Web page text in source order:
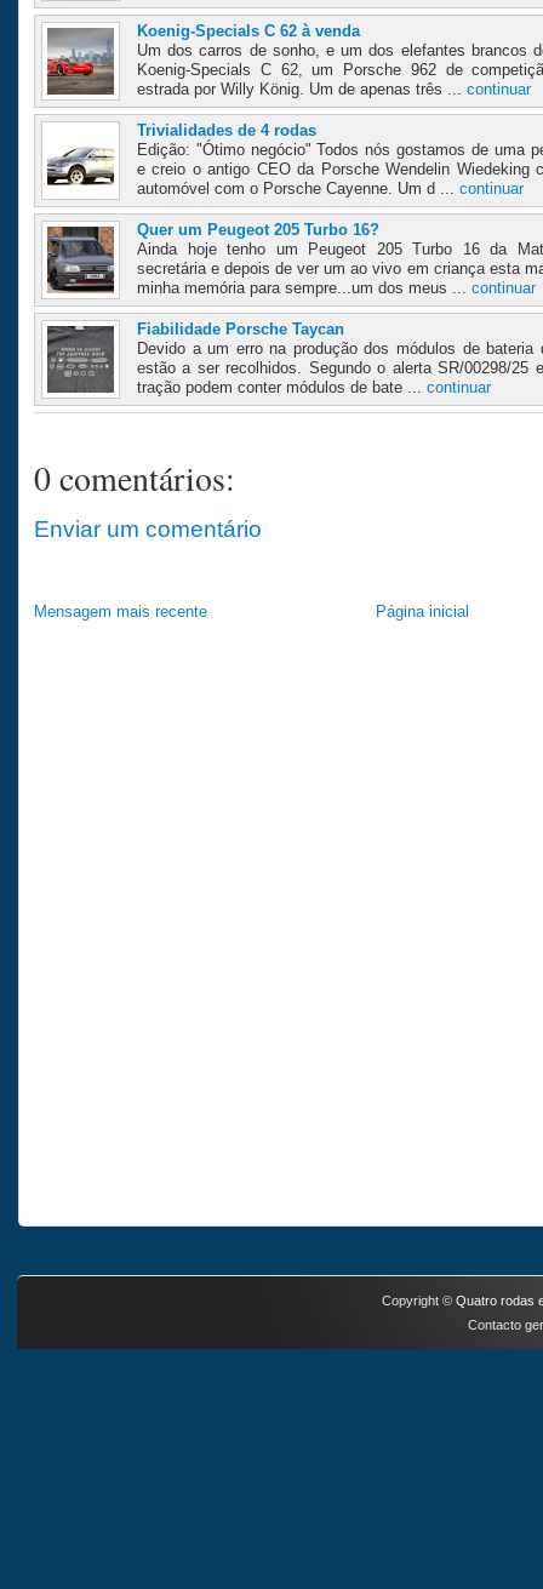
Koenig-Specials C 62 à venda
Um dos carros de sonho, e um dos elefantes brancos
Koenig-Specials C 62, um Porsche 962 de
estrada por Willy König. Um de apenas três ... continuar
Trivialidades de 4 rodas
Edição: "Ótimo negócio" Todos nós gostamos de uma
e creio o antigo CEO da Porsche Wendelin Wiedeking
automóvel com o Porsche Cayenne. Um d ... continuar
Quer um Peugeot 205 Turbo 16?
Ainda hoje tenho um Peugeot 205 Turbo 16 da
secretária e depois de ver um ao vivo em criança esta
minha memória para sempre...um dos meus ... continuar
Fiabilidade Porsche Taycan
Devido a um erro na produção dos módulos de
estão a ser recolhidos. Segundo o alerta SR/00298/25
tração podem conter módulos de bate ... continuar
0 comentários:
Enviar um comentário
Mensagem mais recente Página inicial
Copyright © Quatro rodas
Contacto